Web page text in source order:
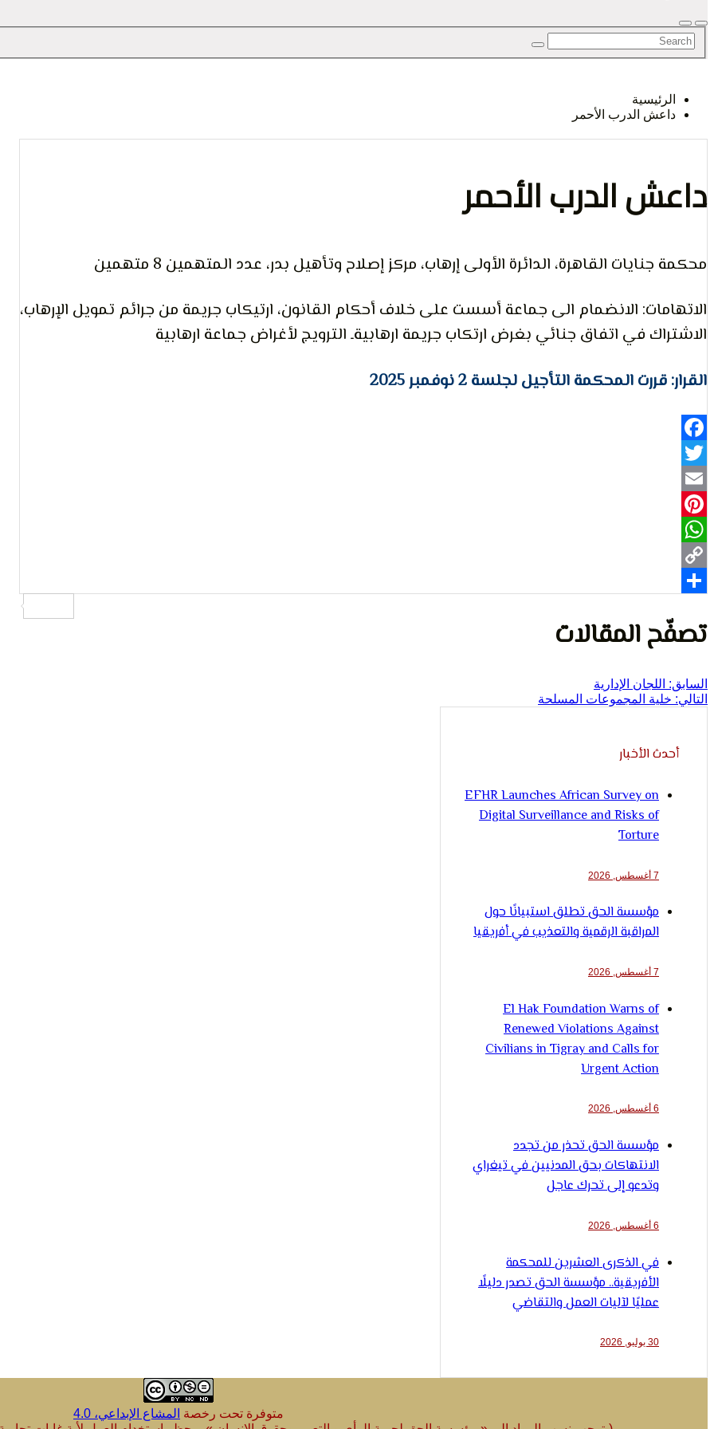
الرأي و
الإنسان
الرئيسية
داعش الدرب الأحمر
داعش الدرب الأحمر
محكمة جنايات القاهرة، الدائرة الأولى إرهاب، مركز إصلاح وتأهيل بدر، عدد المتهمين 8 متهمين
الاتهامات: الانضمام الى جماعة أسست على خلاف أحكام القانون، ارتيكاب جريمة من جرائم تمويل الإرهاب،
الاشتراك في اتفاق جنائي بغرض ارتكاب جريمة ارهابيةـ الترويج لأغراض جماعة ارهابية
القرار: قررت المحكمة التأجيل لجلسة 2 نوفمبر 2025
Facebook
Twitter
Email
Pinterest
WhatsApp
Copy
تصفّح المقالات
السابق: اللجان الإدارية
التالي: خلية المجموعات المسلحة
أحدث الأخبار
EFHR Launches African Survey on
Digital Surveillance and Risks of
Torture
7 أغسطس, 2026
مؤسسة الحق تطلق استبيانًا حول
المراقبة الرقمية والتعذيب في أفريقيا
7 أغسطس, 2026
El Hak Foundation Warns of
Renewed Violations Against
Civilians in Tigray and Calls for
Urgent Action
6 أغسطس, 2026
مؤسسة الحق تحذر من تجدد
الانتهاكات بحق المدنيين في تيغراي
وتدعو إلى تحرك عاجل
6 أغسطس, 2026
في الذكرى العشرين للمحكمة
الأفريقية.. مؤسسة الحق تصدر دليلًا
عمليًا لآليات العمل والتقاضي
30 يوليو, 2026
متوفرة تحت رخصة المشاع الإبداعي، 4.0